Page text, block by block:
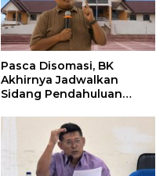
Pasca Disomasi, BK
Akhirnya Jadwalkan
Sidang Pendahuluan